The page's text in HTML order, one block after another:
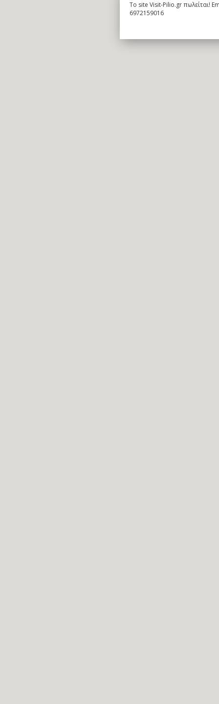
To site Visit-Pilio.gr πωλείται!
6972159016